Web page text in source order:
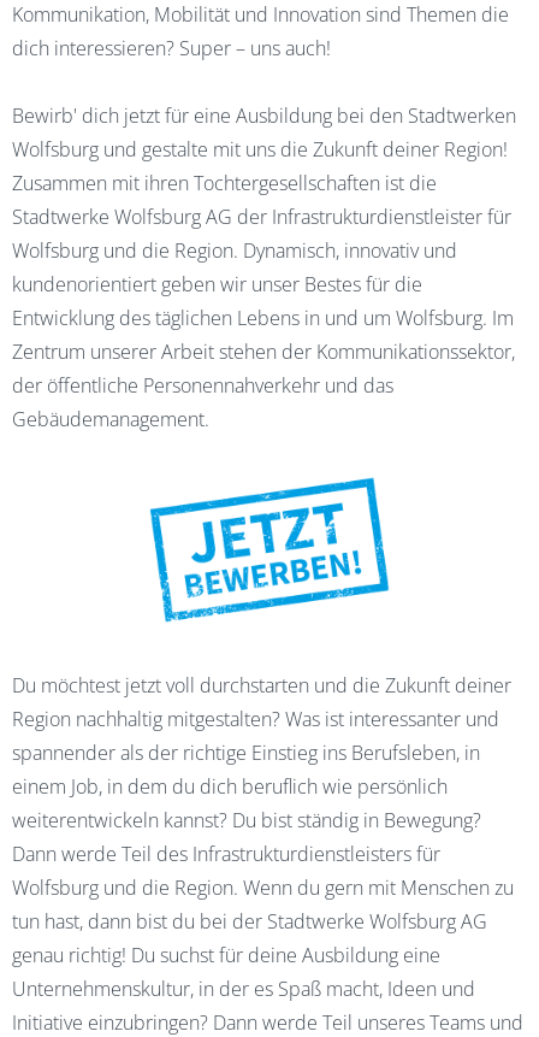
Kommunikation, Mobilität und Innovation sind Themen die
dich interessieren? Super – uns auch!
Bewirb' dich jetzt für eine Ausbildung bei den Stadtwerken
Wolfsburg und gestalte mit uns die Zukunft deiner Region!
Zusammen mit ihren Tochtergesellschaften ist die
Stadtwerke Wolfsburg AG der Infrastrukturdienstleister für
Wolfsburg und die Region. Dynamisch, innovativ und
kundenorientiert geben wir unser Bestes für die
Entwicklung des täglichen Lebens in und um Wolfsburg. Im
Zentrum unserer Arbeit stehen der Kommunikationssektor,
der öffentliche Personennahverkehr und das
Gebäudemanagement.
Du möchtest jetzt voll durchstarten und die Zukunft deiner
Region nachhaltig mitgestalten? Was ist interessanter und
spannender als der richtige Einstieg ins Berufsleben, in
einem Job, in dem du dich beruflich wie persönlich
weiterentwickeln kannst? Du bist ständig in Bewegung?
Dann werde Teil des Infrastrukturdienstleisters für
Wolfsburg und die Region. Wenn du gern mit Menschen zu
tun hast, dann bist du bei der Stadtwerke Wolfsburg AG
genau richtig! Du suchst für deine Ausbildung eine
Unternehmenskultur, in der es Spaß macht, Ideen und
Initiative einzubringen? Dann werde Teil unseres Teams und